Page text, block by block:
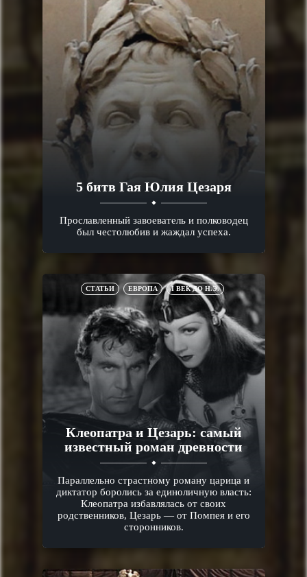
5 битв Гая Юлия Цезаря
Прославленный завоеватель и полководец
был честолюбив и жаждал успеха.
СТАТЬИ ЕВРОПА I ВЕК ДО Н.Э.
Клеопатра и Цезарь: самый
известный роман древности
Параллельно страстному роману царица и
диктатор боролись за единоличную власть:
Клеопатра избавлялась от своих
родственников, Цезарь — от Помпея и его
сторонников.